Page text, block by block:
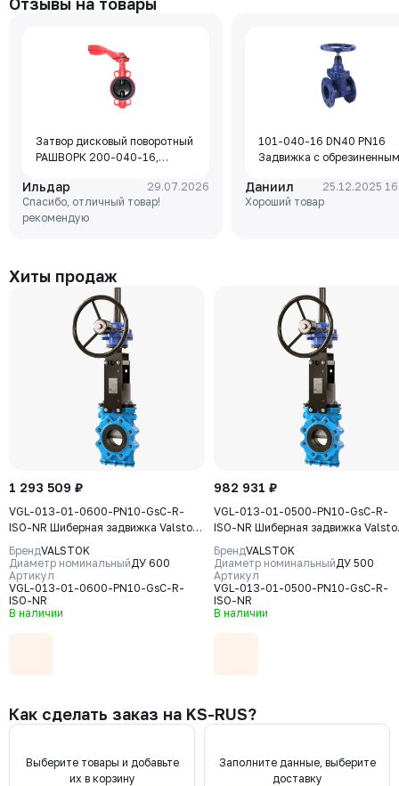
Затвор дисковый поворотный
РАШВОРК 200-040-16,
250 (GG25), диск - GJS-400-
15 (GGG40), уплотнение -
EPDM, М/Ф, рукоятка
Ильдар
29.07.2026
Спасибо, отличный товар!
рекомендую
101-040-16 DN40 PN16
Задвижка с обрезиненным
чугун, клин-EPDM,
Tmax=110°C Ф/Ф
Даниил
25.12.2025
Хороший товар
Хиты продаж
1 293 509 ₽
VGL-013-01-0600-PN10-GsC-R-
ISO-NR Шиберная задвижка Valstok,
серия VGL, DN 0600, PN10, редуктор
(ISO-фланец), выдвижной шток,
корпус GJS-400-15 (GGG40) нож
AISI304, уплотнение Natural Rubber
БрендVALSTOK
Диаметр номинальныйДУ 600
Артикул
VGL-013-01-0600-PN10-GsC-R-
ISO-NR
В наличии
982 931 ₽
VGL-013-01-0500-PN10-GsC-R-
ISO-NR Шиберная задвижка
серия VGL, DN 0500, PN10,
(ISO-фланец) выдвижной шток,
корпус GJS-400-15 (GGG40) нож
AISI304, уплотнение Natural
БрендVALSTOK
Диаметр номинальныйДУ 500
Артикул
VGL-013-01-0500-PN10-GsC-R-
ISO-NR
В наличии
Как сделать заказ на KS-RUS?
Выберите товары и добавьте
их в корзину
Заполните данные, выберите
доставку